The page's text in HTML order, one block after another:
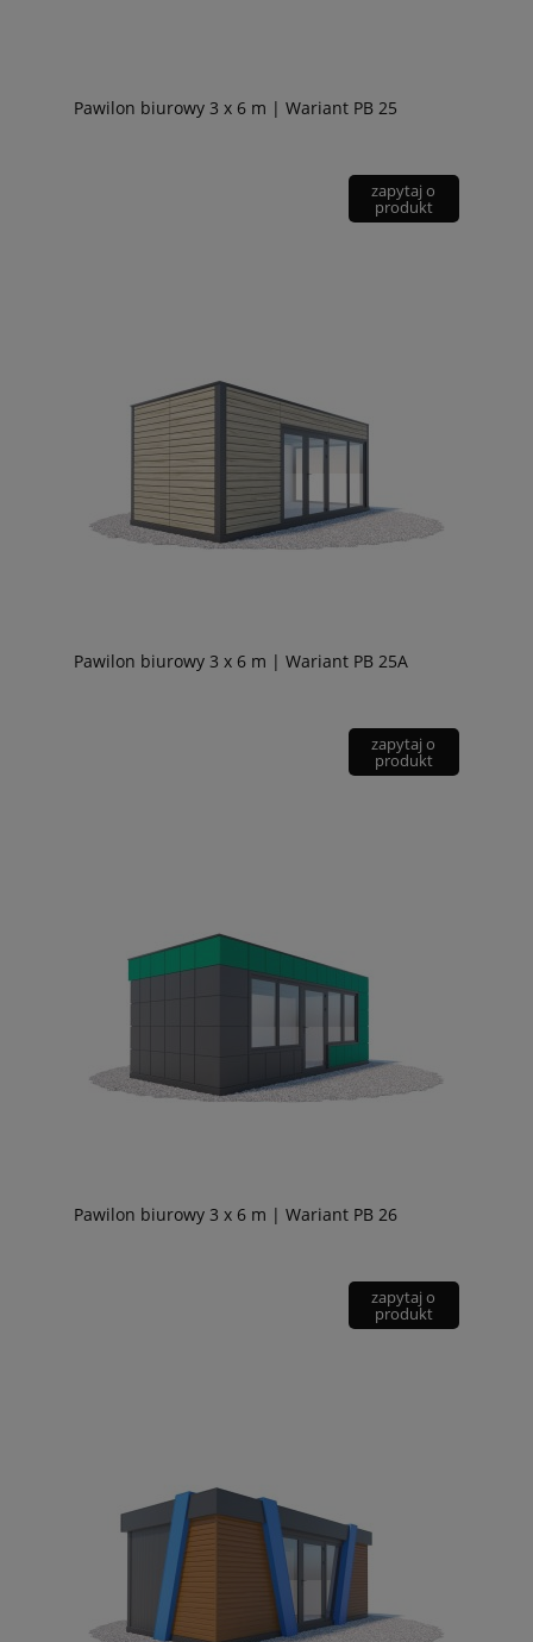
Pawilon biurowy 3 x 6 m | Wariant PB 25
zapytaj o
produkt
Pawilon biurowy 3 x 6 m | Wariant PB 25A
zapytaj o
produkt
Pawilon biurowy 3 x 6 m | Wariant PB 26
zapytaj o
produkt